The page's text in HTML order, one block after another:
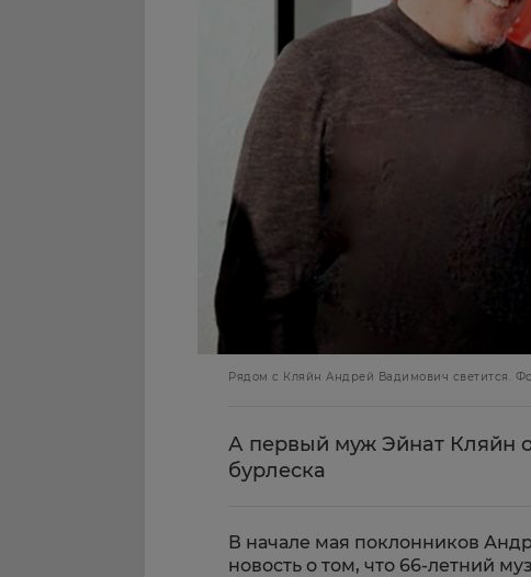
Рядом с Кляйн Андрей Вадимович светится.
А первый муж Эйнат Кляйн
бурлеска
В начале мая поклонников
новость о том, что 66-летний